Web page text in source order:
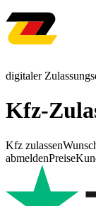
digitaler
Kfz-
Kfz zulassen
abmeldenPreise